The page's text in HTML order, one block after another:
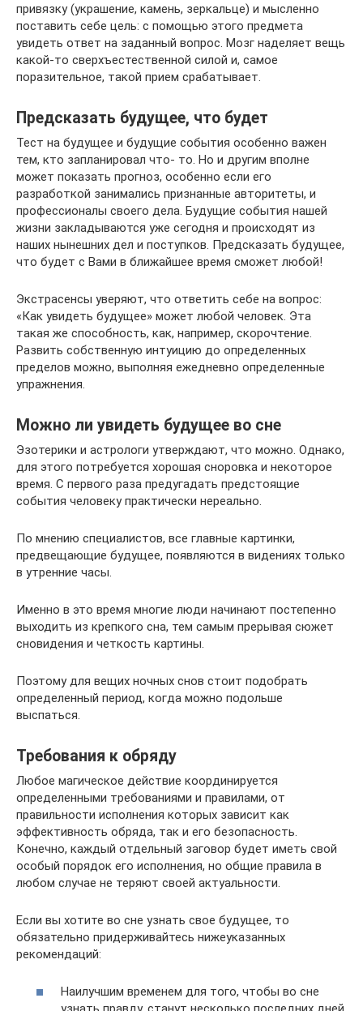
привязку (украшение, камень, зеркальце) и мысленно
поставить себе цель: с помощью этого предмета
увидеть ответ на заданный вопрос. Мозг наделяет вещь
какой-то сверхъестественной силой и, самое
поразительное, такой прием срабатывает.
Предсказать будущее, что будет
Тест на будущее и будущие события особенно важен
тем, кто запланировал что- то. Но и другим вполне
может показать прогноз, особенно если его
разработкой занимались признанные авторитеты, и
профессионалы своего дела. Будущие события нашей
жизни закладываются уже сегодня и происходят из
наших нынешних дел и поступков. Предсказать будущее,
что будет с Вами в ближайшее время сможет любой!
Экстрасенсы уверяют, что ответить себе на вопрос:
«Как увидеть будущее» может любой человек. Эта
такая же способность, как, например, скорочтение.
Развить собственную интуицию до определенных
пределов можно, выполняя ежедневно определенные
упражнения.
Можно ли увидеть будущее во сне
Эзотерики и астрологи утверждают, что можно. Однако,
для этого потребуется хорошая сноровка и некоторое
время. С первого раза предугадать предстоящие
события человеку практически нереально.
По мнению специалистов, все главные картинки,
предвещающие будущее, появляются в видениях только
в утренние часы.
Именно в это время многие люди начинают постепенно
выходить из крепкого сна, тем самым прерывая сюжет
сновидения и четкость картины.
Поэтому для вещих ночных снов стоит подобрать
определенный период, когда можно подольше
выспаться.
Требования к обряду
Любое магическое действие координируется
определенными требованиями и правилами, от
правильности исполнения которых зависит как
эффективность обряда, так и его безопасность.
Конечно, каждый отдельный заговор будет иметь свой
особый порядок его исполнения, но общие правила в
любом случае не теряют своей актуальности.
Если вы хотите во сне узнать свое будущее, то
обязательно придерживайтесь нижеуказанных
рекомендаций:
Наилучшим временем для того, чтобы во сне